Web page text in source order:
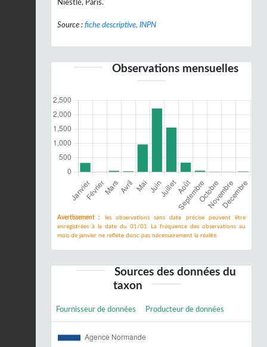
Niestlé, Paris.
Source : fiche descriptive, INPN
Observations mensuelles
Avertissement :
les observations sans date précise peuvent être
enregistrées à la date du 01/01. La fréquence des observations au
mois de janvier ne reflète donc pas nécessairement la réalité.
Sources des données du
taxon
Fournisseur de données Producteur de données